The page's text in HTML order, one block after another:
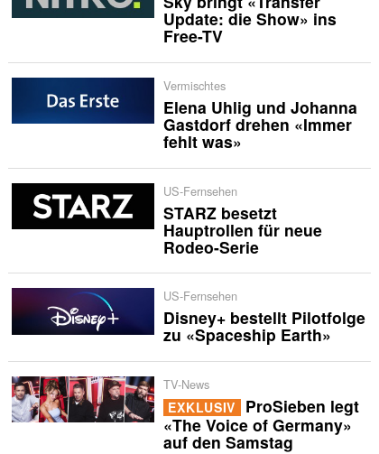
Update: die Show» ins
Free-TV
Vermischtes
Elena Uhlig und Johanna
Gastdorf drehen «Immer
fehlt was»
US-Fernsehen
STARZ besetzt
Hauptrollen für neue
Rodeo-Serie
US-Fernsehen
Disney+ bestellt Pilotfolge
zu «Spaceship Earth»
TV-News
EXKLUSIV ProSieben legt
«The Voice of Germany»
auf den Samstag